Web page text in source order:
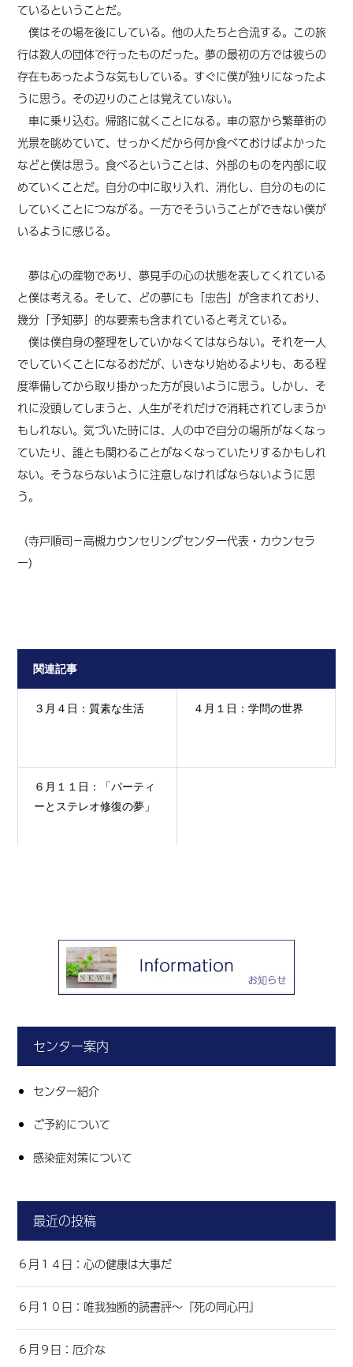
ているということだ。
僕はその場を後にしている。他の人たちと合流する。この旅
行は数人の団体で行ったものだった。夢の最初の方では彼らの
存在もあったような気もしている。すぐに僕が独りになったよ
うに思う。その辺りのことは覚えていない。
車に乗り込む。帰路に就くことになる。車の窓から繁華街の
光景を眺めていて、せっかくだから何か食べておけばよかった
などと僕は思う。食べるということは、外部のものを内部に収
めていくことだ。自分の中に取り入れ、消化し、自分のものに
していくことにつながる。一方でそういうことができない僕が
いるように感じる。
夢は心の産物であり、夢見手の心の状態を表してくれている
と僕は考える。そして、どの夢にも「忠告」が含まれており、
幾分「予知夢」的な要素も含まれていると考えている。
僕は僕自身の整理をしていかなくてはならない。それを一人
でしていくことになるおだが、いきなり始めるよりも、ある程
度準備してから取り掛かった方が良いように思う。 しかし、そ
れに没頭してしまうと、人生がそれだけで消耗されてしまうか
もしれない。気づいた時には、人の中で自分の場所がなくなっ
ていたり、誰とも関わることがなくなっていたりするかもしれ
ない。そうならないように注意しなければならないように思
う。
（寺戸順司－高槻カウンセリングセンター代表・カウンセラ
ー）
関連記事
３月４日：質素な生活 ４月１日：学問の世界
６月１１日：「パーティ
ーとステレオ修復の夢」
センター案内
センター紹介
ご予約について
感染症対策について
最近の投稿
６月１４日：心の健康は大事だ
６月１０日：唯我独断的読書評～『死の同心円』
６月９日：厄介な